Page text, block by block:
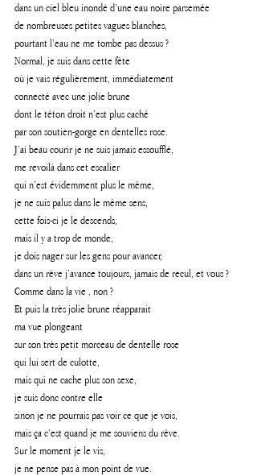
dans un ciel bleu inondé d’une eau noire parsemée
de nombreuses petites vagues blanches,
pourtant l’eau ne me tombe pas dessus ?
Normal, je suis dans cette fête
où je vais régulièrement, immédiatement
connecté avec une jolie brune
dont le téton droit n’est plus caché
par son soutien-gorge en dentelles rose.
J’ai beau courir je ne suis jamais essoufflé,
me revoilà dans cet escalier
qui n’est évidemment plus le même,
je ne suis palus dans le même sens,
cette fois-ci je le descends,
mais il y a trop de monde,
je dois nager sur les gens pour avancer,
dans un rêve j’avance toujours, jamais de recul, et vous ?
Comme dans la vie , non ?
Et puis la très jolie brune réapparait
ma vue plongeant
sur son très petit morceau de dentelle rose
qui lui sert de culotte,
mais qui ne cache plus son sexe,
je suis donc contre elle
sinon je ne pourrais pas voir ce que je vois,
mais ça c’est quand je me souviens du rêve.
Sur le moment je le vis,
je ne pense pas à mon point de vue.